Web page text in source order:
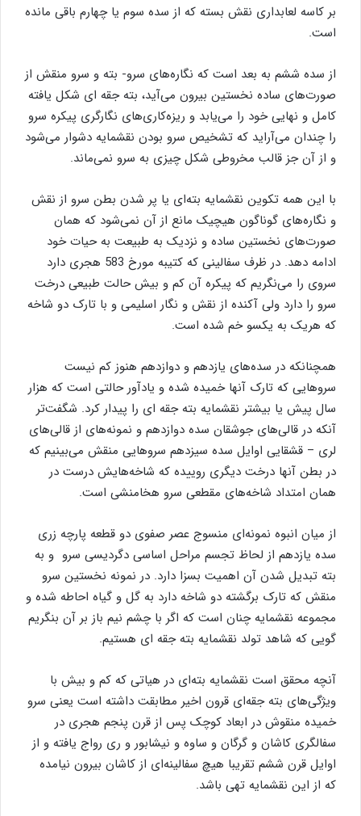
بر کاسه لعابداری نقش بسته که از سده سوم یا چهارم باقی مانده
است.
از سده ششم به بعد است که نگاره‌های سرو- بته و سرو منقش از
صورت‌های ساده نخستین بیرون می‌آید، بته جقه‌ ای شکل یافته
کامل و نهایی خود را می‌یابد و ریزه‌کاری‌های نگارگری پیکره سرو
را چندان می‌آراید که تشخیص سرو بودن نقشمایه دشوار می‌شود
و از آن جز قالب مخروطی شکل چیزی به سرو نمی‌ماند.
با این همه تکوین نقشمایه بته‌ای یا پر شدن بطن سرو از نقش
و نگاره‌های گوناگون هیچیک مانع از آن نمی‌شود که همان
صورت‌های نخستین ساده و نزدیک به طبیعت به حیات خود
ادامه دهد. در ظرف سفالینی که کتیبه مورخ 583 هجری دارد
سروی را می‌نگریم که پیکره آن کم و بیش حالت طبیعی درخت
سرو را دارد ولی آکنده از نقش و نگار اسلیمی و با تارک دو شاخه
که هریک به یکسو خم شده است.
همچنانکه در سده‌های یازدهم و دوازدهم هنوز کم نیست
سروهایی که تارک آنها خمیده شده و یادآور حالتی است که هزار
سال پیش یا بیشتر نقشمایه بته‌ جقه ای را پیدار کرد. شگفت‌تر
آنکه در قالی‌های جوشقان سده دوازدهم و نمونه‌های از قالی‌های
لری – قشقایی اوایل سده سیزدهم سروهایی منقش می‌بینیم که
در بطن آنها درخت دیگری روییده که شاخه‌هایش درست در
همان امتداد شاخه‌های مقطعی سرو هخامنشی است.
از میان انبوه نمونه‌ای منسوج عصر صفوی دو قطعه پارچه زری
سده یازدهم از لحاظ تجسم مراحل اساسی دگردیسی سرو و به
بته تبدیل شدن آن اهمیت بسزا دارد. در نمونه نخستین سرو
منقش که تارک برگشته دو شاخه دارد به گل و گیاه احاطه شده و
مجموعه نقشمایه چنان است که اگر با چشم نیم باز بر آن بنگریم
گویی که شاهد تولد نقشمایه بته‌ جقه ای هستیم.
آنچه محقق است نقشمایه بته‌ای در هیاتی که کم و بیش با
ویژگی‌های بته جقه‌ای قرون اخیر مطابقت داشته است یعنی سرو
خمیده منقوش در ابعاد کوچک پس از قرن پنجم هجری در
سفالگری کاشان و گرگان و ساوه و نیشابور و ری رواج یافته و از
اوایل قرن ششم تقریبا هیچ سفالینه‌ای از کاشان بیرون نیامده
که از این نقشمایه تهی باشد.